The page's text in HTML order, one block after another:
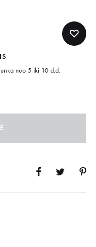
nuo 5 iki 10 d.d.